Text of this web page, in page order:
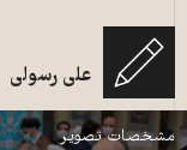
علی رسولی
نمایش
مشخصات تصویر
خامنه‌ای در دیار روز ۱۶ فروردین ۱۴۰۲ با کارگزاران نظامش- وبسایت علی خامنه‌ای